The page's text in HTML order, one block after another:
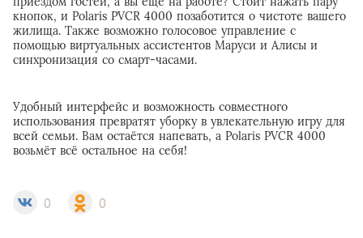
кнопок, и Polaris PVCR 4000 позаботится о чистоте вашего
жилища. Также возможно голосовое управление с
помощью виртуальных ассистентов Маруси и Алисы и
синхронизация со смарт-часами.
Удобный интерфейс и возможность совместного
использования превратят уборку в увлекательную игру для
всей семьи. Вам остаётся напевать, а Polaris PVCR 4000
возьмёт всё остальное на себя!
0 0